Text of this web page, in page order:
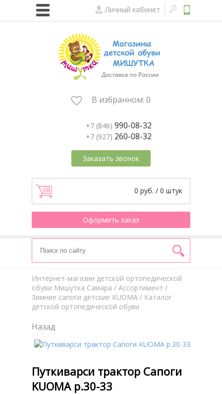
Личный кабинет
В избранном: 0
+7 (846) 990-08-32
+7 (927) 260-08-32
Заказать звонок
0 руб. / 0 штук
Оформить заказ
Интернет-магазин детской ортопедической
обуви Мишутка Самара / Aссортимент /
Зимние сапоги детские KUOMA / Каталог
детской ортопедической обуви
Назад
Путкиварси трактор Сапоги
KUOMA р.30-33